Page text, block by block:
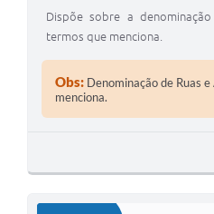
Dispõe sobre a
termos que menciona.
Obs: Denominação de Ruas
menciona.